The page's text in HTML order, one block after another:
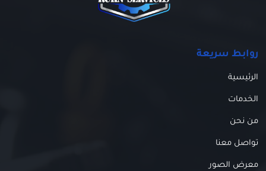
روابط سريعة
الرئيسية
الخدمات
من نحن
تواصل معنا
معرض الصور